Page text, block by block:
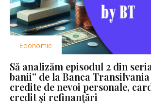
Economie
Să analizăm episodul 2 din
banii” de la Banca
credite de nevoi personale,
credit şi refinanţări